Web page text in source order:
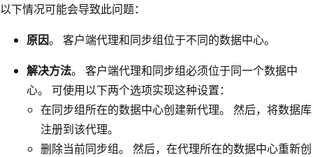
以下情况可能会导致此问题：
原因。 客户端代理和同步组位于不同的数据中心。
解决方法。 客户端代理和同步组必须位于同一个数据中
心。 可使用以下两个选项实现这种设置：
在同步组所在的数据中心创建新代理。 然后，将数据库
注册到该代理。
删除当前同步组。 然后，在代理所在的数据中心重新创